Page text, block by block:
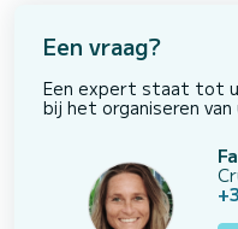
Een vraag?
Een expert staat tot
bij het organiseren van